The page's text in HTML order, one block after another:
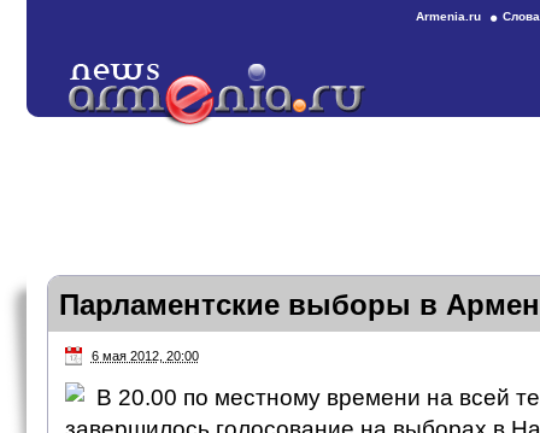
Armenia.ru
Парламентские выборы в
6 мая 2012, 20:00
В 20.00 по местному времени на всей